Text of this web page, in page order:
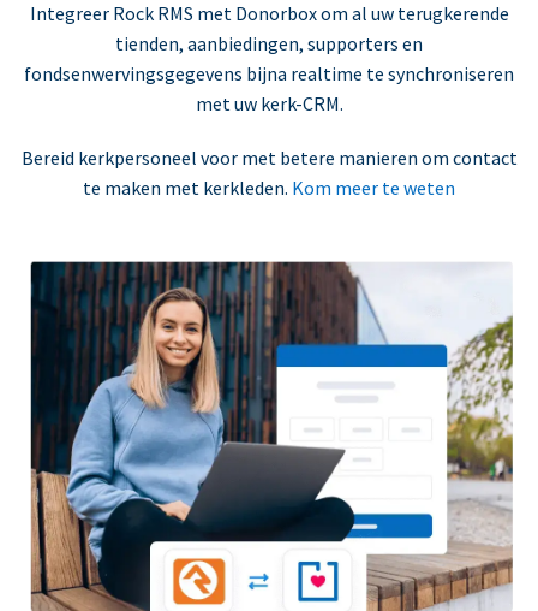
Integreer Rock RMS met Donorbox om al uw terugkerende
tienden, aanbiedingen, supporters en
fondsenwervingsgegevens bijna realtime te synchroniseren
met uw kerk-CRM.
Bereid kerkpersoneel voor met betere manieren om contact
te maken met kerkleden. Kom meer te weten